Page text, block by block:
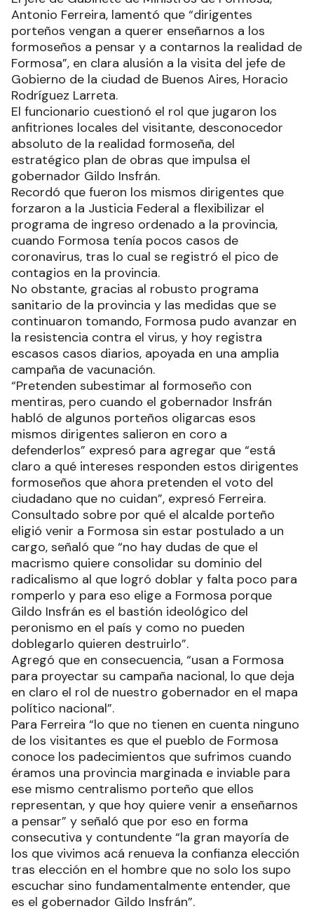
Antonio Ferreira, lamentó que “dirigentes
porteños vengan a querer enseñarnos a los
formoseños a pensar y a contarnos la realidad de
Formosa”, en clara alusión a la visita del jefe de
Gobierno de la ciudad de Buenos Aires, Horacio
Rodríguez Larreta.
El funcionario cuestionó el rol que jugaron los
anfitriones locales del visitante, desconocedor
absoluto de la realidad formoseña, del
estratégico plan de obras que impulsa el
gobernador Gildo Insfrán.
Recordó que fueron los mismos dirigentes que
forzaron a la Justicia Federal a flexibilizar el
programa de ingreso ordenado a la provincia,
cuando Formosa tenía pocos casos de
coronavirus, tras lo cual se registró el pico de
contagios en la provincia.
No obstante, gracias al robusto programa
sanitario de la provincia y las medidas que se
continuaron tomando, Formosa pudo avanzar en
la resistencia contra el virus, y hoy registra
escasos casos diarios, apoyada en una amplia
campaña de vacunación.
“Pretenden subestimar al formoseño con
mentiras, pero cuando el gobernador Insfrán
habló de algunos porteños oligarcas esos
mismos dirigentes salieron en coro a
defenderlos” expresó para agregar que “está
claro a qué intereses responden estos dirigentes
formoseños que ahora pretenden el voto del
ciudadano que no cuidan”, expresó Ferreira.
Consultado sobre por qué el alcalde porteño
eligió venir a Formosa sin estar postulado a un
cargo, señaló que “no hay dudas de que el
macrismo quiere consolidar su dominio del
radicalismo al que logró doblar y falta poco para
romperlo y para eso elige a Formosa porque
Gildo Insfrán es el bastión ideológico del
peronismo en el país y como no pueden
doblegarlo quieren destruirlo”.
Agregó que en consecuencia, “usan a Formosa
para proyectar su campaña nacional, lo que deja
en claro el rol de nuestro gobernador en el mapa
político nacional”.
Para Ferreira “lo que no tienen en cuenta ninguno
de los visitantes es que el pueblo de Formosa
conoce los padecimientos que sufrimos cuando
éramos una provincia marginada e inviable para
ese mismo centralismo porteño que ellos
representan, y que hoy quiere venir a enseñarnos
a pensar” y señaló que por eso en forma
consecutiva y contundente “la gran mayoría de
los que vivimos acá renueva la confianza elección
tras elección en el hombre que no solo los supo
escuchar sino fundamentalmente entender, que
es el gobernador Gildo Insfrán”.